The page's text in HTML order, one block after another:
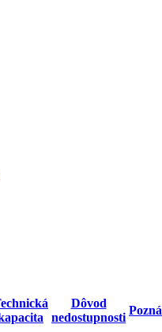
Dôvod
nedostupnosti